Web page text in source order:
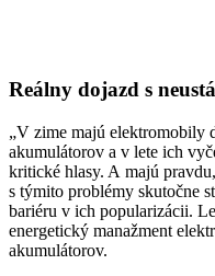
Reálny dojazd s
„V zime majú elektromobily
akumulátorov a v lete ich
kritické hlasy. A majú
s týmito problémy skutočne
bariéru v ich popularizácii.
energetický manažment
akumulátorov.